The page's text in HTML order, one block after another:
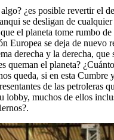
¿es posible revertir el
se desligan de
el planeta tome rumbo
Europea se deja de nuevo
derecha y la derecha, que
queman el planeta?
queda, si en esta Cumbre
de las petroleras
lobby, muchos de ellos